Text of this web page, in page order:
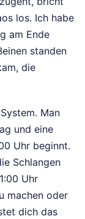
los. Ich habe
am Ende
standen
die
Man
und eine
Uhr beginnt.
Schlangen
Uhr
machen oder
dich das